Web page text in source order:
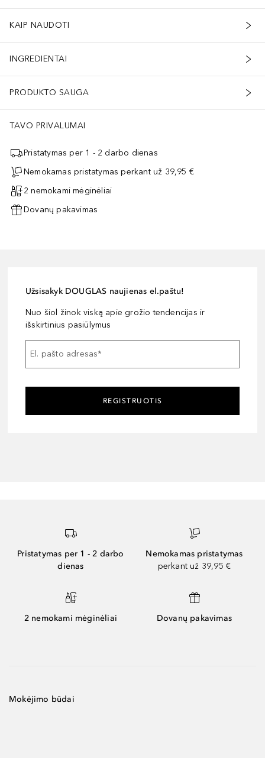
KAIP NAUDOTI
INGREDIENTAI
PRODUKTO SAUGA
TAVO PRIVALUMAI
Pristatymas per 1 - 2 darbo dienas
Nemokamas pristatymas perkant už 39,95 €
2 nemokami mėginėliai
Dovanų pakavimas
Užsisakyk DOUGLAS naujienas el.paštu!
Nuo šiol žinok viską apie grožio tendencijas ir
išskirtinius pasiūlymus
El. pašto adresas*
REGISTRUOTIS
Pristatymas per 1 - 2 darbo
dienas
Nemokamas pristatymas
perkant už 39,95 €
2 nemokami mėginėliai Dovanų pakavimas
Mokėjimo būdai